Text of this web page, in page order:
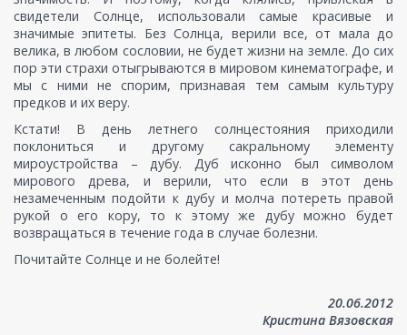
свидетели Солнце, использовали самые красивые и
значимые эпитеты. Без Солнца, верили все, от мала до
велика, в любом сословии, не будет жизни на земле. До сих
пор эти страхи отыгрываются в мировом кинематографе, и
мы с ними не спорим, признавая тем самым культуру
предков и их веру.
Кстати! В день летнего солнцестояния приходили
поклониться и другому сакральному элементу
мироустройства – дубу. Дуб исконно был символом
мирового древа, и верили, что если в этот день
незамеченным подойти к дубу и молча потереть правой
рукой о его кору, то к этому же дубу можно будет
возвращаться в течение года в случае болезни.
Почитайте Солнце и не болейте!
20.06.2012
Кристина Вязовская